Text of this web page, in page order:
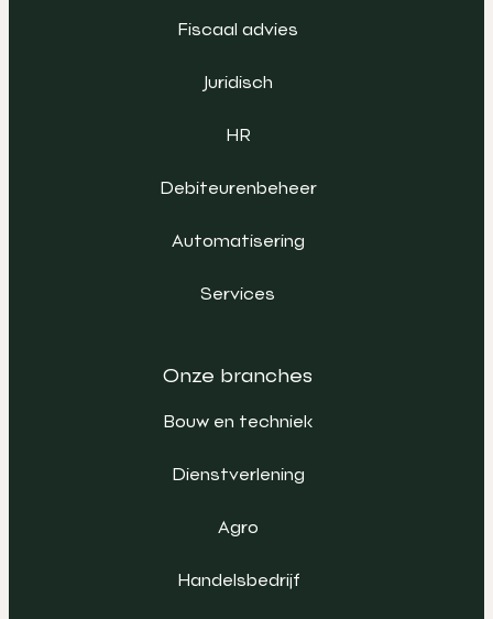
Fiscaal advies
Juridisch
HR
Debiteurenbeheer
Automatisering
Services
Onze branches
Bouw en techniek
Dienstverlening
Agro
Handelsbedrijf